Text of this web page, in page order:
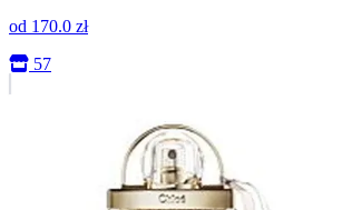
od 170.0 zł
57